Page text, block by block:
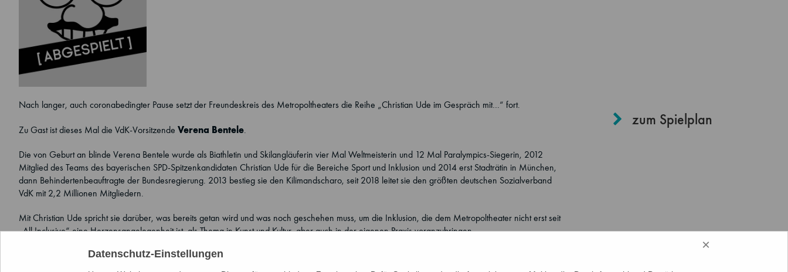
Nach langer, auch coronabedingter Pause setzt der Freundeskreis des Metropoltheaters die Reihe „Christian Ude im Gespräch mit…“ fort.
Zu Gast ist dieses Mal die VdK-Vorsitzende Verena Bentele
Die von Geburt an blinde Verena Bentele wurde als Biathletin und Skilangläuferin vier Mal Weltmeisterin und 12 Mal Paralympics-Siegerin, 2012
Mitglied des Teams des bayerischen SPD-Spitzenkandidaten Christian Ude für die Bereiche Sport und Inklusion und 2014 erst Stadträtin in München,
dann Behindertenbeauftragte der Bundesregierung. 2013 bestieg sie den Kilimandscharo, seit 2018 leitet sie den größten deutschen Sozialverband
VdK mit 2,2 Millionen Mitgliedern.
Mit Christian Ude spricht sie darüber, was bereits getan wird und was noch geschehen muss, um die Inklusion, die dem Metropoltheater nicht erst seit
„All Inclusive“ eine Herzensangelegenheit ist, als Thema in Kunst und Kultur, aber auch in der eigenen Praxis voranzubringen.
Die Veranstaltung wird in DGS gedolmetscht, einen Ankündigungsfilm in DGS gibt es
zum Spielplan
Datenschutz-Einstellungen
×